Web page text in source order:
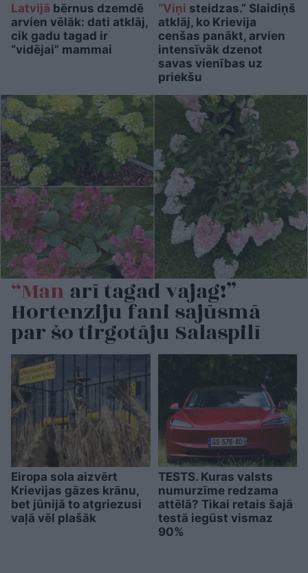
Latvijā bērnus dzemdē
arvien vēlāk: dati atklāj,
cik gadu tagad ir
“vidējai” mammai
“Viņi steidzas.” Slaidiņš
atklāj, ko Krievija
cenšas panākt, arvien
intensīvāk dzenot
savas vienības uz
priekšu
“Manarī tagad vajag!”
Hortenziju fani sajūsmā
par šo tirgotāju Salaspilī
Eiropa sola aizvērt
Krievijas gāzes krānu,
bet jūnijā to atgriezusi
vaļā vēl plašāk
TESTS. Kuras valsts
numurzīme redzama
attēlā? Tikai retais šajā
testā iegūst vismaz
90%